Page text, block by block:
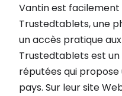
Vantin est facilement
Trustedtablets, une
un accès pratique
Trustedtablets est
réputées qui
pays. Sur leur site